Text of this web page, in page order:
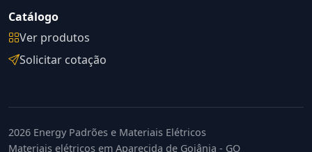
Catálogo
Ver produtos
Solicitar cotação
2026 Energy Padrões e Materiais Elétricos
Materiais elétricos em Aparecida de Goiânia - GO